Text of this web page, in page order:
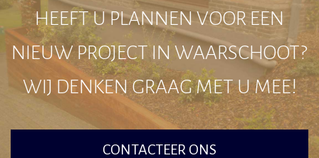
HEEFT U PLANNEN VOOR EEN
NIEUW PROJECT IN WAARSCHOOT?
WIJ DENKEN GRAAG MET U MEE!
CONTACTEER ONS